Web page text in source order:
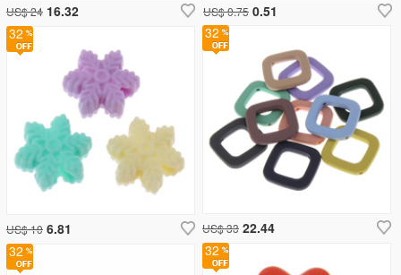
32
US$ 24 16.32
32
US$ 33 22.44
US$ 0.75 0.51
32
US$ 10 6.81
32